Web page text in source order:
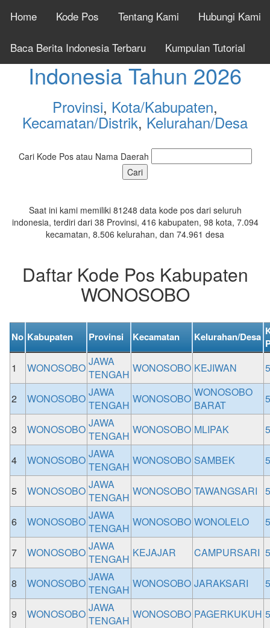
Home Kode Pos Tentang Kami Hubungi Kami
Baca Berita Indonesia Terbaru Kumpulan Tutorial
Cek Kode Pos Seluruh
Indonesia Tahun 2026
Provinsi, Kota/Kabupaten,
Kecamatan/Distrik, Kelurahan/Desa
Cari Kode Pos atau Nama Daerah
Saat ini kami memiliki 81248 data kode pos dari seluruh
indonesia, terdiri dari 38 Provinsi, 416 kabupaten, 98 kota, 7.094
kecamatan, 8.506 kelurahan, dan 74.961 desa
Daftar Kode Pos Kabupaten
WONOSOBO
No Kabupaten Provinsi Kecamatan Kelurahan/Desa
1 WONOSOBO JAWA
TENGAH WONOSOBO KEJIWAN
2 WONOSOBO JAWA
TENGAH WONOSOBO WONOSOBO
BARAT
3 WONOSOBO JAWA
TENGAH WONOSOBO MLIPAK
4 WONOSOBO JAWA
TENGAH WONOSOBO SAMBEK
5 WONOSOBO JAWA
TENGAH WONOSOBO TAWANGSARI
6 WONOSOBO JAWA
TENGAH WONOSOBO WONOLELO
7 WONOSOBO JAWA
TENGAH KEJAJAR CAMPURSARI
8 WONOSOBO JAWA
TENGAH WONOSOBO JARAKSARI
9 WONOSOBO JAWA
TENGAH WONOSOBO PAGERKUKUH